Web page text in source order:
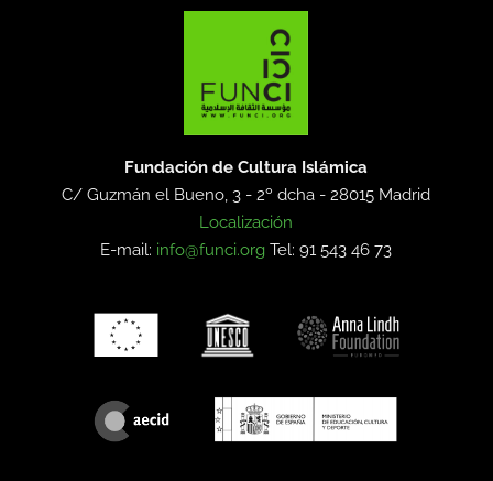
Fundación de Cultura Islámica
C/ Guzmán el Bueno, 3 - 2º dcha -28015 Madrid
Localización
E-mail: info@funci.org Tel: 91 543 46 73